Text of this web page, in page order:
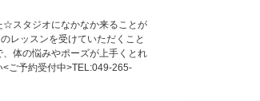
☆スタジオになかなか来ることが
レッスンを受けていただくこと
体の悩みやポーズが上手くとれ
ご予約受付中>TEL:049-265-